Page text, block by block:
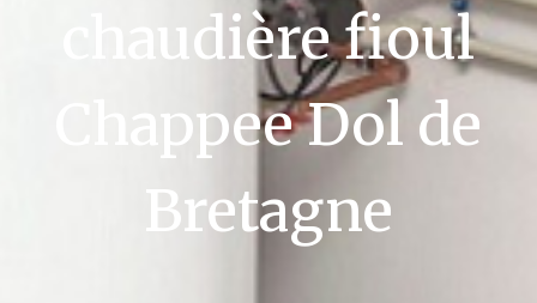
chaudière fioul
Chappee Dol de
Bretagne